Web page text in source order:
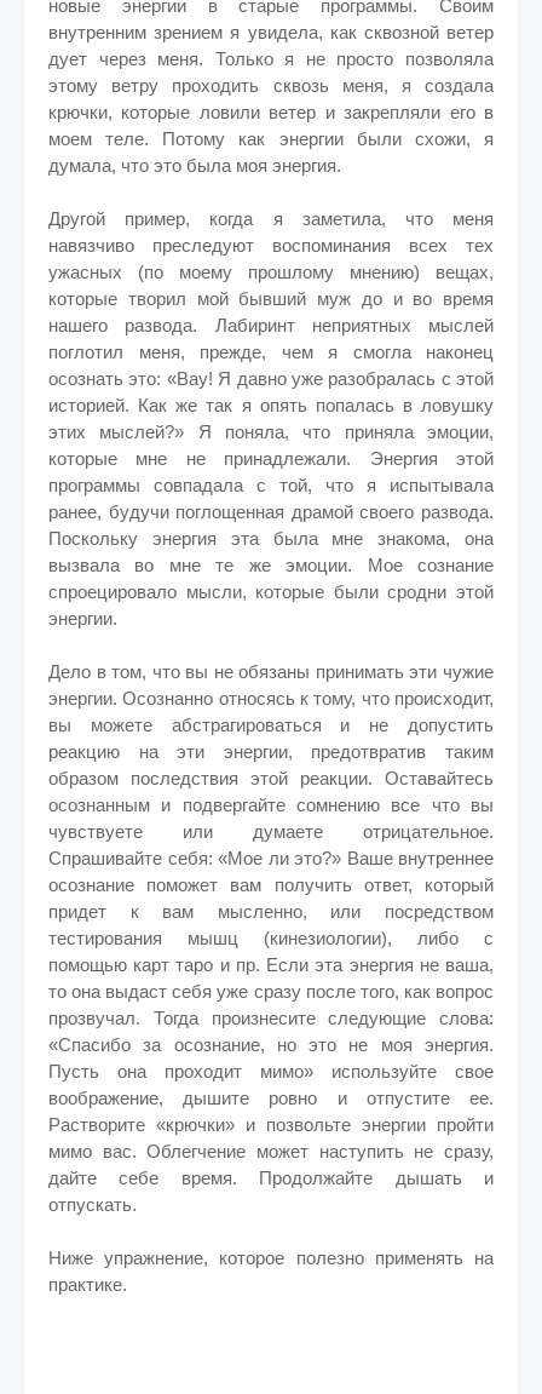
новые энергии в старые программы. Своим
внутренним зрением я увидела, как сквозной ветер
дует через меня. Только я не просто позволяла
этому ветру проходить сквозь меня, я создала
крючки, которые ловили ветер и закрепляли его в
моем теле. Потому как энергии были схожи, я
думала, что это была моя энергия.
Другой пример, когда я заметила, что меня
навязчиво преследуют воспоминания всех тех
ужасных (по моему прошлому мнению) вещах,
которые творил мой бывший муж до и во время
нашего развода. Лабиринт неприятных мыслей
поглотил меня, прежде, чем я смогла наконец
осознать это: «Вау! Я давно уже разобралась с этой
историей. Как же так я опять попалась в ловушку
этих мыслей?» Я поняла, что приняла эмоции,
которые мне не принадлежали. Энергия этой
программы совпадала с той, что я испытывала
ранее, будучи поглощенная драмой своего развода.
Поскольку энергия эта была мне знакома, она
вызвала во мне те же эмоции. Мое сознание
спроецировало мысли, которые были сродни этой
энергии.
Дело в том, что вы не обязаны принимать эти чужие
энергии. Осознанно относясь к тому, что происходит,
вы можете абстрагироваться и не допустить
реакцию на эти энергии, предотвратив таким
образом последствия этой реакции. Оставайтесь
осознанным и подвергайте сомнению все что вы
чувствуете или думаете отрицательное.
Спрашивайте себя: «Мое ли это?» Ваше внутреннее
осознание поможет вам получить ответ, который
придет к вам мысленно, или посредством
тестирования мышц (кинезиологии), либо с
помощью карт таро и пр. Если эта энергия не ваша,
то она выдаст себя уже сразу после того, как вопрос
прозвучал. Тогда произнесите следующие слова:
«Спасибо за осознание, но это не моя энергия.
Пусть она проходит мимо» используйте свое
воображение, дышите ровно и отпустите ее.
Растворите «крючки» и позвольте энергии пройти
мимо вас. Облегчение может наступить не сразу,
дайте себе время. Продолжайте дышать и
отпускать.
Ниже упражнение, которое полезно применять на
практике.